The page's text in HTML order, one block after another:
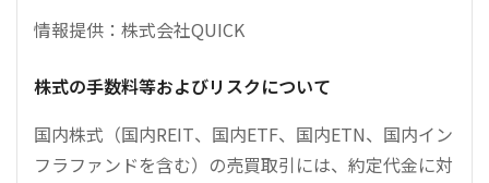
情報提供：株式会社QUICK
株式の手数料等およびリスクについて
国内株式（国内REIT、国内ETF、国内ETN、国内イン
フラファンドを含む）の売買取引には、約定代金に対